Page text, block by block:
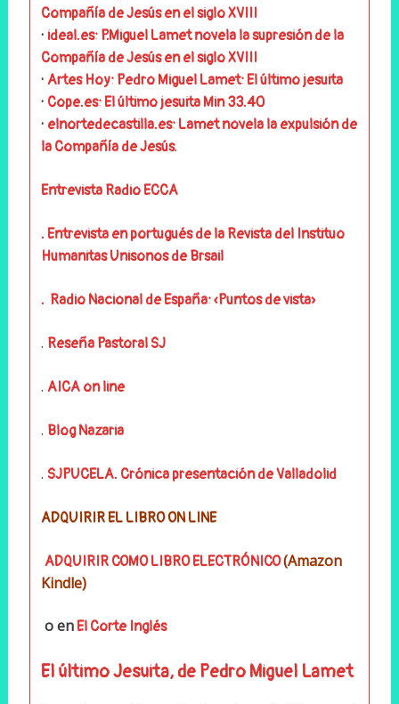
Compañía de Jesús en el siglo XVIII
· ideal.es: P.Miguel Lamet novela la supresión de la
Compañía de Jesús en el siglo XVIII
· Artes Hoy: Pedro Miguel Lamet: El último jesuita
· Cope.es: El último jesuita Min 33.40
· elnortedecastilla.es: Lamet novela la expulsión de
la Compañía de Jesús.
Entrevista Radio ECCA
. Entrevista en portugués de la Revista del Instituo
Humanitas Unisonos de Brsail
. Radio Nacional de España: «Puntos de vista»
. Reseña Pastoral SJ
. AICA on line
. Blog Nazaria
. SJPUCELA. Crónica presentación de Valladolid
ADQUIRIR EL LIBRO ON LINE
ADQUIRIR COMO LIBRO ELECTRÓNICO(Amazon
Kindle)
o enEl Corte Inglés
El último Jesuita, de Pedro Miguel Lamet